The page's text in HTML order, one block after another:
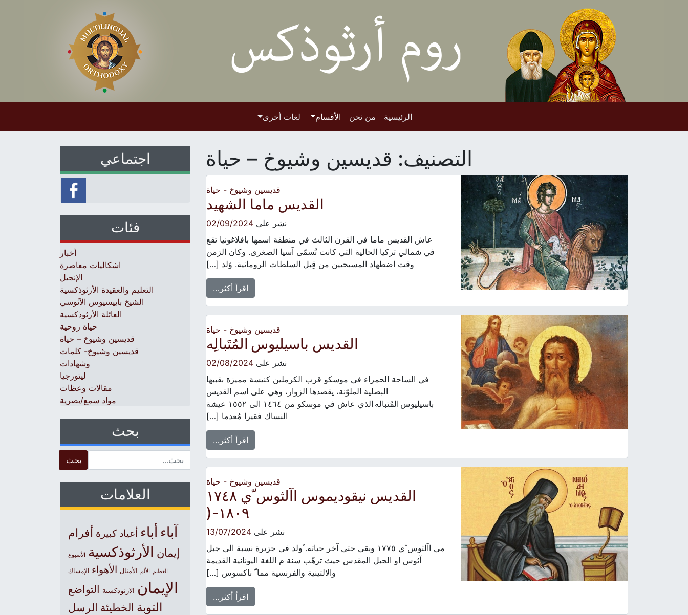
الرئيسية من نحن الأقسام لغات أخرى
التصنيف: قديسين وشيوخ – حياة
قديسين وشيوخ - حياة
القديس ماما الشهيد
نشر على 02/09/2024
عاش القديس ماما في القرن الثالث في منطقة اسمها بافلاغونيا تقع
في شمالي تركيا الحالية التي كانت تُسمّى آسيا الصغرى. وكان الزمن
وقت اضطهاد المسيحيين من قِبل السلطات الرومانية. وُلد […]
اقرأ أكثر…
قديسين وشيوخ - حياة
القديس باسيليوس المُتَبالِه
نشر على 02/08/2024
في الساحة الحمراء في موسكو قرب الكرملين كنيسة مميزة بقببها
البصلية الملوّنة، يقصدها الزوار، وهي على اسم القديس
باسيليوس المُتباله الذي عاش في موسكو من ١٤٦٤ الى ١٥٥٢ عيشة
النساك فقيرا مُعدما […]
اقرأ أكثر…
قديسين وشيوخ - حياة
القديس نيقوديموس اآلثوس ّي ١٧٤٨
١٨٠٩-(
نشر على 13/07/2024
مي اآلثوس ّي ١٧٧٥ وبقي حتى آخر حياته. ُولد في جزيرة نسبة الى جبل
آثوس او الجبل المقدس حيث ترهّب سنة م اللغة اليونانية القديمة
والالتينية والفرنسية مما ّ ناكسوس […]
اقرأ أكثر…
اجتماعي
فئات
أخبار
اشكاليات معاصرة
الإنجيل
التعليم والعقيدة الأرثوذكسية
الشيخ باييسيوس الآثوسي
العائلة الأرثوذكسية
حياة روحية
قديسين وشيوخ – حياة
قديسين وشيوخ- كلمات
وشهادات
ليتورجيا
مقالات وعظات
مواد سمع/بصرية
بحث
العلامات
آباء أباء أعياد كبيرة أفرام
إيمان الأرثوذكسية الأسبوع
العظيم الألم الأمثال الأهواء الإمساك
الإيمان الارثوذكسية التواضع
التوبة الخطيئة الرسل